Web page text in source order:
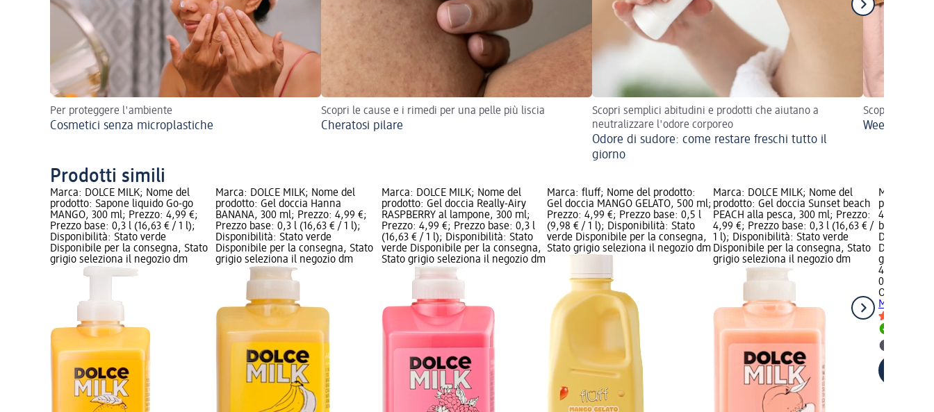
Per proteggere l'ambiente
Cosmetici senza microplastiche
Scopri le cause e i rimedi per una pelle più liscia
Cheratosi pilare
Scopri semplici abitudini e prodotti che aiutano a
neutralizzare l'odore corporeo
Odore di sudore: come restare freschi tutto il
giorno
Scopri i
Weekend
Prodotti simili
Marca: DOLCE MILK; Nome del
prodotto: Sapone liquido Go-go
MANGO, 300 ml; Prezzo: 4,99 €;
Prezzo base: 0,3 l (16,63 € / 1 l);
Disponibilità: Stato verde
Disponibile per la consegna, Stato
grigio seleziona il negozio dm
Marca: DOLCE MILK; Nome del
prodotto: Gel doccia Hanna
BANANA, 300 ml; Prezzo: 4,99 €;
Prezzo base: 0,3 l (16,63 € / 1 l);
Disponibilità: Stato verde
Disponibile per la consegna, Stato
grigio seleziona il negozio dm
Marca: DOLCE MILK; Nome del
prodotto: Gel doccia Really-Airy
RASPBERRY al lampone, 300 ml;
Prezzo: 4,99 €; Prezzo base: 0,3 l
(16,63 € / 1 l); Disponibilità: Stato
verde Disponibile per la consegna,
Stato grigio seleziona il negozio dm
Marca: fluff; Nome del prodotto:
Gel doccia MANGO GELATO, 500 ml;
Prezzo: 4,99 €; Prezzo base: 0,5 l
(9,98 € / 1 l); Disponibilità: Stato
verde Disponibile per la consegna,
Stato grigio seleziona il negozio dm
Marca: DOLCE MILK; Nome del
prodotto: Gel doccia Sunset beach
PEACH alla pesca, 300 ml; Prezzo:
4,99 €; Prezzo base: 0,3 l (16,63 € /
1 l); Disponibilità: Stato verde
Disponibile per la consegna, Stato
grigio seleziona il negozio dm
Marca:
prodotto:
400 ml;
base: 0,4 l
Disponibile
grigio
4,29 €
0,4 l (10,73
ORGANIC
Mania, 400